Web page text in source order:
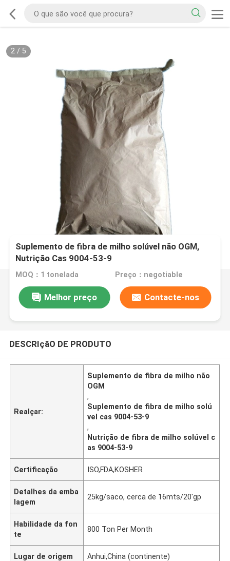
2/ 5
Suplemento de fibra de milho solúvel não OGM,
Nutrição Cas 9004-53-9
MOQ：1 tonelada Preço：negotiable
Melhor preço Contacte-nos
DESCRIçãO DE PRODUTO
Realçar:
Suplemento de fibra de milho não
OGM
,
Suplemento de fibra de milho solú
vel cas 9004-53-9
,
Nutrição de fibra de milho solúvel c
as 9004-53-9
Certificação ISO,FDA,KOSHER
Detalhes da emba
lagem
25kg/saco, cerca de 16mts/20'gp
Habilidade da fon
te
800 Ton Per Month
Lugar de origem Anhui,China (continente)